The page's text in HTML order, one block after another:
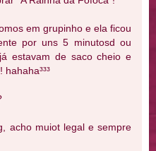
em grupinho e ela ficou
por uns 5 minutosd ou
estavam de saco cheio e
acho muiot legal e sempre